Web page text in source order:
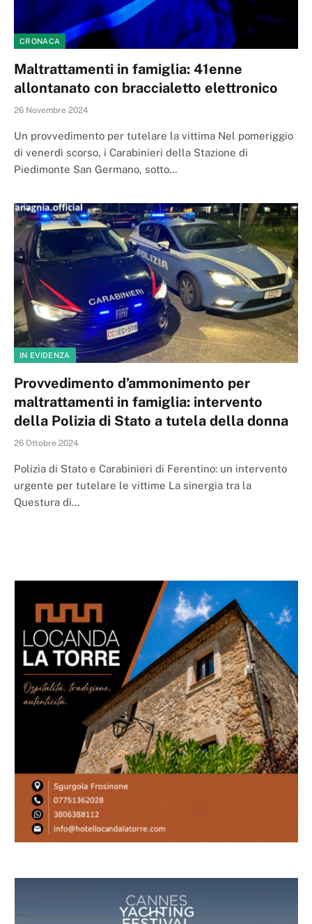
CRONACA
Maltrattamenti in famiglia: 41enne
allontanato con braccialetto elettronico
26 Novembre 2024
Un provvedimento per tutelare la vittima Nel pomeriggio
di venerdì scorso, i Carabinieri della Stazione di
Piedimonte San Germano, sotto…
IN EVIDENZA
Provvedimento d’ammonimento per
maltrattamenti in famiglia: intervento
della Polizia di Stato a tutela della donna
26 Ottobre 2024
Polizia di Stato e Carabinieri di Ferentino: un intervento
urgente per tutelare le vittime La sinergia tra la
Questura di…